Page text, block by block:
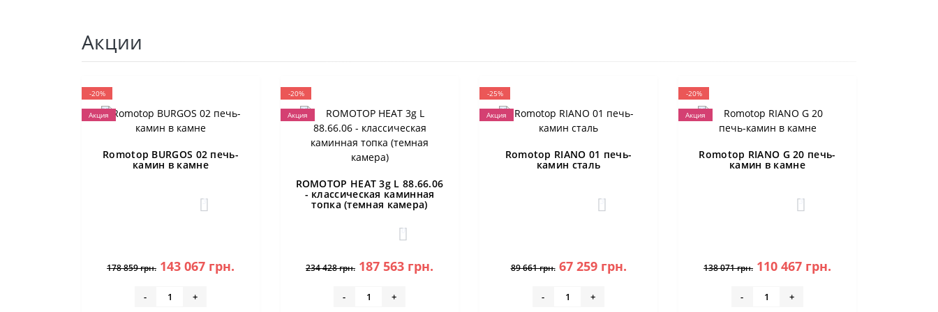
Акции
-20%
Акция
Romotop BURGOS 02 печь-
камин в камне
3
178 859 грн. 143 067 грн.
- +
-20%
Акция
ROMOTOP HEAT 3g L 88.66.06
- классическая каминная
топка (темная камера)
0
234 428 грн. 187 563 грн.
- +
-25%
Акция
Romotop RIANO 01 печь-
камин сталь
3
89 661 грн. 67 259 грн.
- +
-20%
Акция
Romotop RIANO G 20 печь-
камин в камне
3
138 071 грн. 110 467 грн.
- +